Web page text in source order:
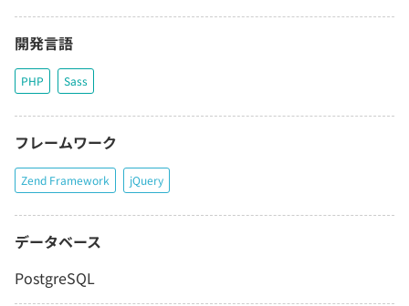
開発言語
PHP Sass
フレームワーク
Zend Framework jQuery
データベース
PostgreSQL